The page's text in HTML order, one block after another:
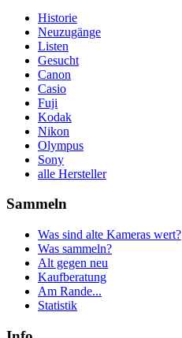
Historie
Neuzugänge
Listen
Gesucht
Canon
Casio
Fuji
Kodak
Nikon
Olympus
Sony
alle Hersteller
Sammeln
Was sind alte Kameras wert?
Was sammeln?
Alt gegen neu
Kaufberatung
Am Rande...
Statistik